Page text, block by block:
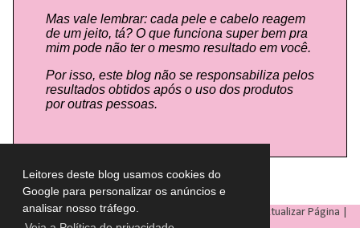
Leitores deste blog usamos cookies do
Google para personalizar os anúncios e
analisar nosso tráfego.
Mas vale lembrar: cada pele e cabelo reagem
de um jeito, tá? O que funciona super bem pra
mim pode não ter o mesmo resultado em você.
Por isso, este blog não se responsabiliza pelos
resultados obtidos após o uso dos produtos
por outras pessoas.
LULU ON THE SKY - Todos os direitos reservados © | Atualizar Página